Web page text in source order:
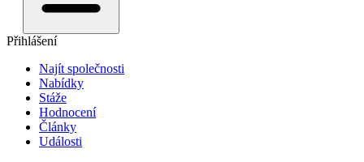
Přihlášení
Najít společnosti
Nabídky
Stáže
Hodnocení
Články
Události